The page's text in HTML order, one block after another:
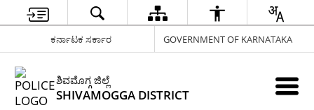
ಕರ್ನಾಟಕ ಸರ್ಕಾರ GOVERNMENT OF KARNATAKA
ಶಿವಮೊಗ್ಗ ಜಿಲ್ಲೆ
SHIVAMOGGA DISTRICT